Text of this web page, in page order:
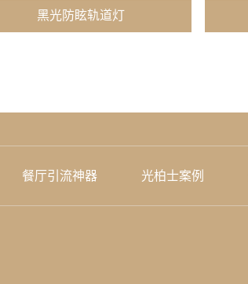
黑光防眩轨道灯
餐厅引流神器 光柏士案例